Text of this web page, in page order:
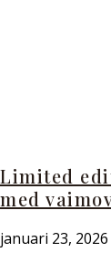
Limited
med
januari 23, 2026